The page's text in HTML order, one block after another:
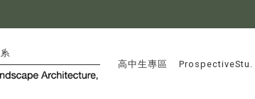
高中生專區 ProspectiveStu.